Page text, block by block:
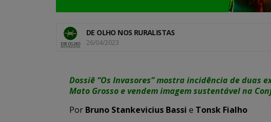
DE OLHO NOS RURALISTAS
26/04/2023
Dossiê “Os Invasores” mostra incidência de
Mato Grosso e vendem imagem sustentável na
Por Bruno Stankevicius Bassi e Tonsk Fialho